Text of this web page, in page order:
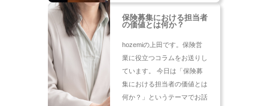
保険募集における担当者
の価値とは何か？
hozemiの上田です。保険営
業に役立つコラムをお送りし
ています。 今日は「保険募
集における担当者の価値とは
何か？」というテーマでお話